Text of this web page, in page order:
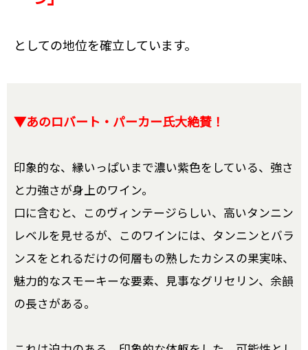
としての地位を確立しています。
▼あのロバート・パーカー氏大絶賛！
印象的な、縁いっぱいまで濃い紫色をしている、強さ
と力強さが身上のワイン。
口に含むと、このヴィンテージらしい、高いタンニン
レベルを見せるが、このワインには、タンニンとバラ
ンスをとれるだけの何層もの熟したカシスの果実味、
魅力的なスモーキーな要素、見事なグリセリン、余韻
の長さがある。